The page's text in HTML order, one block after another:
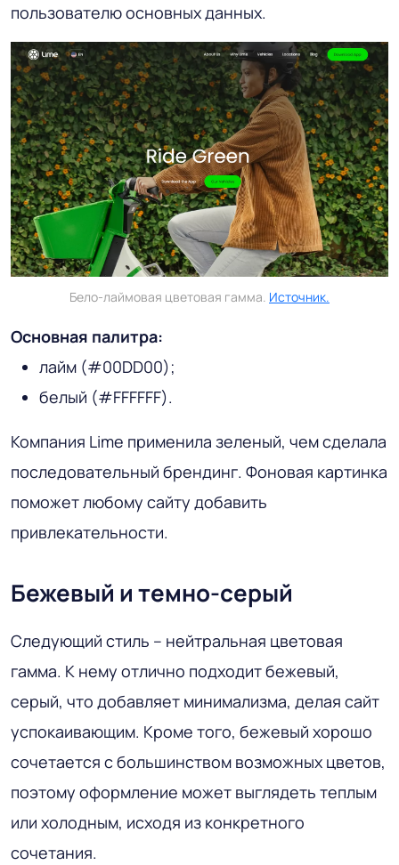
пользователю основных данных.
Бело-лаймовая цветовая гамма. Источник.
Основная палитра:
лайм (#00DD00);
белый (#FFFFFF).
Компания Lime применила зеленый, чем сделала
последовательный брендинг. Фоновая картинка
поможет любому сайту добавить
привлекательности.
Бежевый и темно-серый
Следующий стиль – нейтральная цветовая
гамма. К нему отлично подходит бежевый,
серый, что добавляет минимализма, делая сайт
успокаивающим. Кроме того, бежевый хорошо
сочетается с большинством возможных цветов,
поэтому оформление может выглядеть теплым
или холодным, исходя из конкретного
сочетания.